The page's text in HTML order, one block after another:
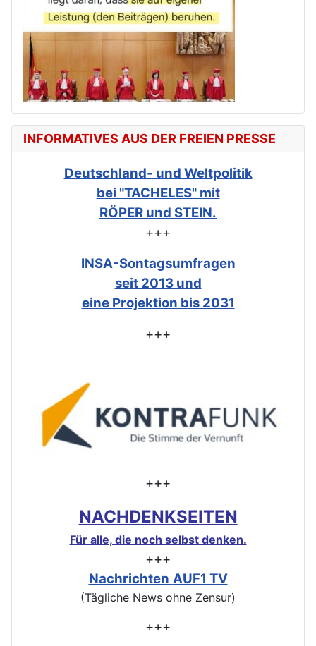
INFORMATIVES AUS DER FREIEN PRESSE
Deutschland- und Weltpolitik
bei "TACHELES" mit
RÖPER und STEIN.
+++
INSA-Sontagsumfragen
seit 2013 und
eine Projektion bis 2031
+++
+++
NACHDENKSEITEN
Für alle, die noch selbst denken.
+++
Nachrichten AUF1 TV
(Tägliche News ohne Zensur)
+++